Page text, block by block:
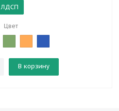
ЛДСП
Цвет
В корзину